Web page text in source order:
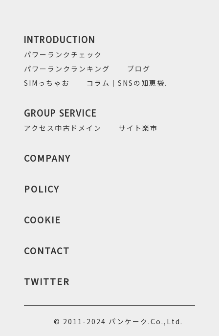
INTRODUCTION
パワーランクチェック
パワーランクランキング
ブログ
SIMっちゃお
コラム｜SNSの知恵袋.
GROUP SERVICE
アクセス中古ドメイン サイト楽市
COMPANY
POLICY
COOKIE
CONTACT
TWITTER
© 2011-2024 パンケーク.Co.,Ltd.